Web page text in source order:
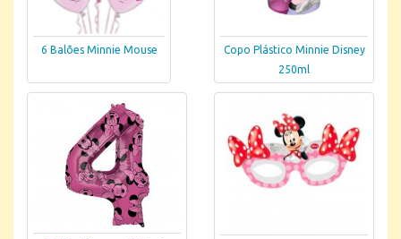
6 Balões Minnie Mouse
Copo Plástico Minnie Disney
250ml